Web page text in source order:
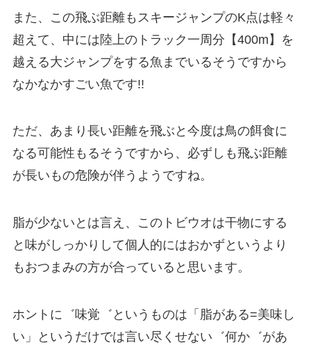
また、この飛ぶ距離もスキージャンプのK点は軽々
超えて、中には陸上のトラック一周分【400m】を
越える大ジャンプをする魚までいるそうですから
なかなかすごい魚です!!
ただ、あまり長い距離を飛ぶと今度は鳥の餌食に
なる可能性もるそうですから、必ずしも飛ぶ距離
が長いもの危険が伴うようですね。
脂が少ないとは言え、このトビウオは干物にする
と味がしっかりして個人的にはおかずというより
もおつまみの方が合っていると思います。
ホントに゛味覚゛というものは「脂がある=美味し
い」というだけでは言い尽くせない゛何か゛があ